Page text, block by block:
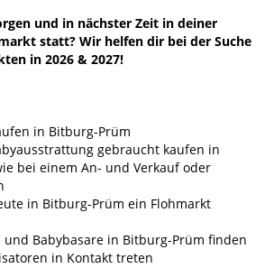
und in nächster Zeit in deiner
statt? Wir helfen dir bei der Suche
in 2026 & 2027!
in Bitburg-Prüm
gebraucht kaufen in
bei einem An- und Verkauf oder
in Bitburg-Prüm ein Flohmarkt
Babybasare in Bitburg-Prüm finden
in Kontakt treten